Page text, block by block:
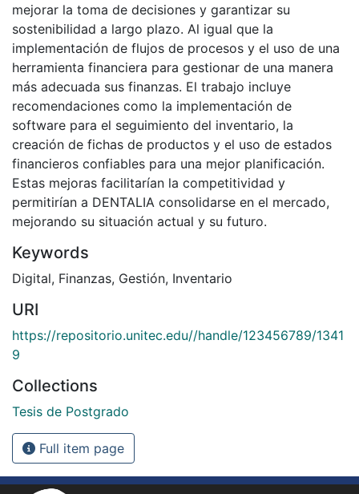
mejorar la toma de decisiones y garantizar su
sostenibilidad a largo plazo. Al igual que la
implementación de flujos de procesos y el uso de una
herramienta financiera para gestionar de una manera
más adecuada sus finanzas. El trabajo incluye
recomendaciones como la implementación de
software para el seguimiento del inventario, la
creación de fichas de productos y el uso de estados
financieros confiables para una mejor planificación.
Estas mejoras facilitarían la competitividad y
permitirían a DENTALIA consolidarse en el mercado,
mejorando su situación actual y su futuro.
Keywords
Digital, Finanzas, Gestión, Inventario
URI
https://repositorio.unitec.edu//handle/123456789/1341
9
Collections
Tesis de Postgrado
Full item page